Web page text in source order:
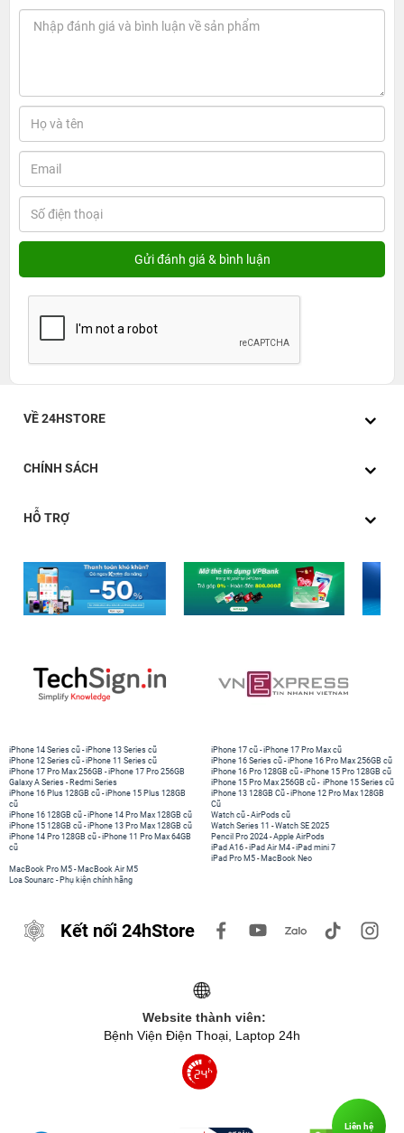
VỀ 24HSTORE
CHÍNH SÁCH
HỖ TRỢ
iPhone 14 Series cũ -iPhone 13 Series cũ
iPhone 12 Series cũ -iPhone 11 Series cũ
iPhone 17 Pro Max 256GB -iPhone 17 Pro 256GB
Galaxy A Series - Redmi Series
iPhone 17 cũ -iPhone 17 Pro Max cũ
iPhone 16 Series cũ - iPhone 16 Pro Max 256GB cũ
iPhone 16 Pro 128GB cũ -iPhone 15 Pro 128GB cũ
iPhone 15 Pro Max 256GB cũ - iPhone 15 Series cũ
iPhone 16 Plus 128GB cũ -iPhone 15 Plus 128GB
cũ
iPhone 16 128GB cũ -iPhone 14 Pro Max 128GB cũ
iPhone 15 128GB cũ -iPhone 13 Pro Max 128GB cũ
iPhone 14 Pro 128GB cũ -iPhone 11 Pro Max 64GB
cũ
iPhone 13 128GB Cũ -iPhone 12 Pro Max 128GB
Cũ
Watch cũ -AirPods cũ
Watch Series 11 -Watch SE 2025
Pencil Pro 2024 -Apple AirPods
iPad A16 -iPad Air M4 -iPad mini 7
iPad Pro M5 - MacBook Neo
MacBook Pro M5 - MacBook Air M5
Loa Sounarc - Phụ kiện chính hãng
Kết nối 24hStore
Website thành viên:
Bệnh Viện Điện Thoại, Laptop 24h
Liên hệ